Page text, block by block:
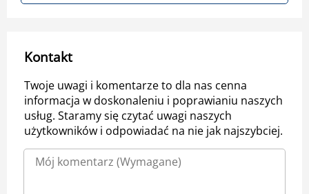
Kontakt
Twoje uwagi i komentarze to dla nas cenna
informacja w doskonaleniu i poprawianiu naszych
usług. Staramy się czytać uwagi naszych
użytkowników i odpowiadać na nie jak najszybciej.